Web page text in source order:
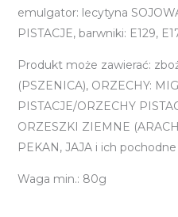
emulgator: lecytyna
PISTACJE, barwniki: E129,
Produkt może zawierać:
(PSZENICA), ORZECHY:
PISTACJE/ORZECHY
ORZESZKI ZIEMNE
PEKAN, JAJA i ich
Waga min.: 80g